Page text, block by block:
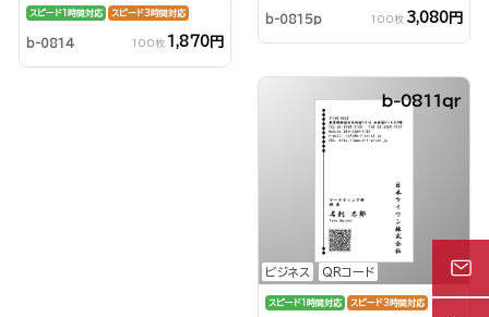
スピード1時間対応 スピード3時間対応
b-0814 100枚 1,870円
b-0815p 100枚 3,080円
ビジネス QRコード
b-0811qr
スピード1時間対応 スピード3時間対応